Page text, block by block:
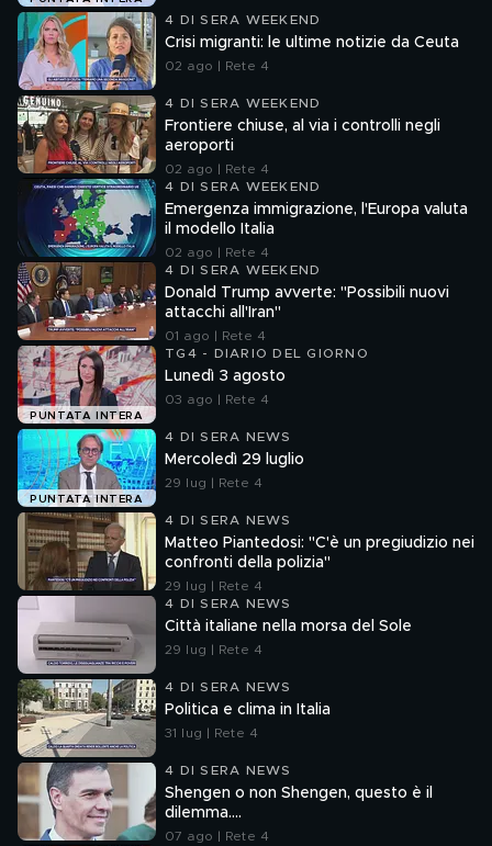
4 DI SERA WEEKEND
Crisi migranti: le ultime notizie da Ceuta
02 ago | Rete 4
4 DI SERA WEEKEND
Frontiere chiuse, al via i controlli negli
aeroporti
02 ago | Rete 4
4 DI SERA WEEKEND
Emergenza immigrazione, l'Europa valuta
il modello Italia
02 ago | Rete 4
4 DI SERA WEEKEND
Donald Trump avverte: "Possibili nuovi
attacchi all'Iran"
01 ago | Rete 4
PUNTATA INTERA
TG4 - DIARIO DEL GIORNO
Lunedì 3 agosto
03 ago | Rete 4
PUNTATA INTERA
4 DI SERA NEWS
Mercoledì 29 luglio
29 lug | Rete 4
4 DI SERA NEWS
Matteo Piantedosi: "C'è un pregiudizio nei
confronti della polizia"
29 lug | Rete 4
4 DI SERA NEWS
Città italiane nella morsa del Sole
29 lug | Rete 4
4 DI SERA NEWS
Politica e clima in Italia
31 lug | Rete 4
4 DI SERA NEWS
Shengen o non Shengen, questo è il
dilemma....
07 ago | Rete 4